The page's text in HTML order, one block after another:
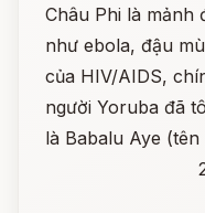
Châu Phi là mảnh
như ebola, đậu
của HIV/AIDS,
người Yoruba đã
là Babalu Aye